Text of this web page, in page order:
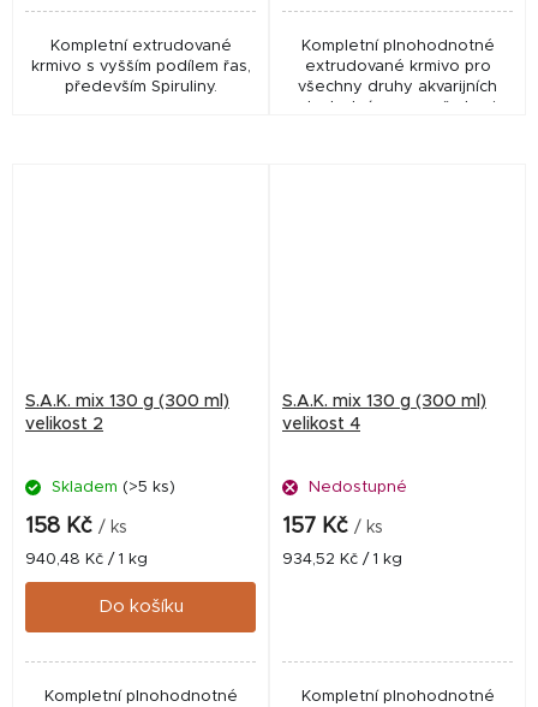
Kompletní extrudované
krmivo s vyšším podílem řas,
především Spiruliny.
Kompletní plnohodnotné
extrudované krmivo pro
všechny druhy akvarijních
ryb. Jedná se o směs krmiv
S.A.K. mix 130 g (300 ml)
velikost 2
Skladem (>5 ks)
158 Kč / ks
Měrná
cena:
940,48 Kč / 1 kg
Do košíku
Kompletní plnohodnotné
S.A.K. mix 130 g (300 ml)
velikost 4
Nedostupné
157 Kč / ks
Měrná
934,52 Kč / 1 kg
Kompletní plnohodnotné